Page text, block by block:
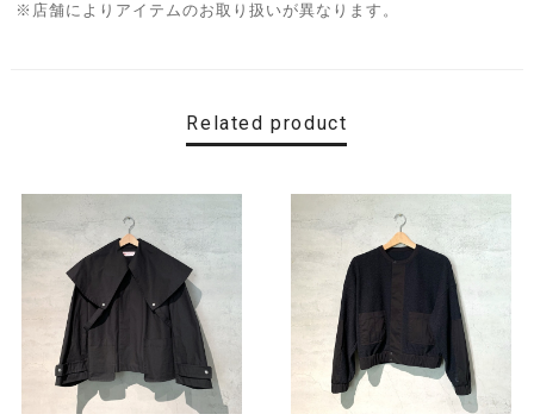
※店舗によりアイテムのお取り扱いが異なります。
Related product